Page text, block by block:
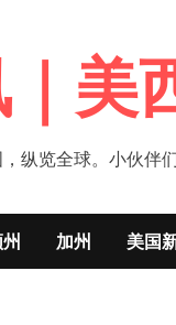
美
纵览全球。小伙伴
加州 美国